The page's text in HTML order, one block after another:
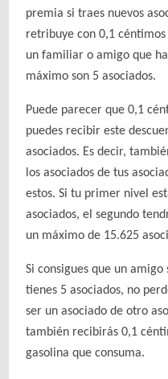
premia si traes nuevos
retribuye con 0,1
un familiar o amigo que
máximo son 5 asociados.
Puede parecer que 0,1
puedes recibir este
asociados. Es decir,
los asociados de tus
estos. Si tu primer nivel
asociados, el segundo
un máximo de 15.625
Si consigues que un
tienes 5 asociados, no
ser un asociado de otro
también recibirás 0,1
gasolina que consuma.